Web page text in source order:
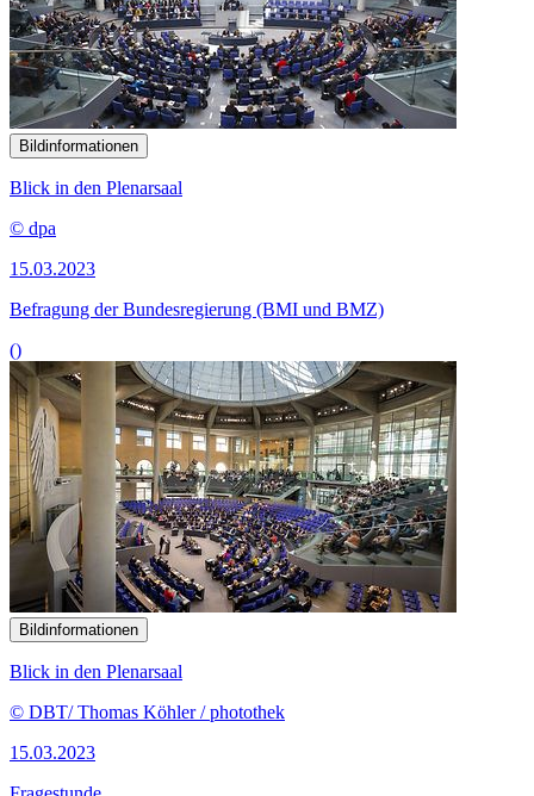
Bildinformationen
Blick in den Plenarsaal
© dpa
15.03.2023
Befragung der Bundesregierung (BMI und BMZ)
()
Bildinformationen
Blick in den Plenarsaal
© DBT/ Thomas Köhler / photothek
15.03.2023